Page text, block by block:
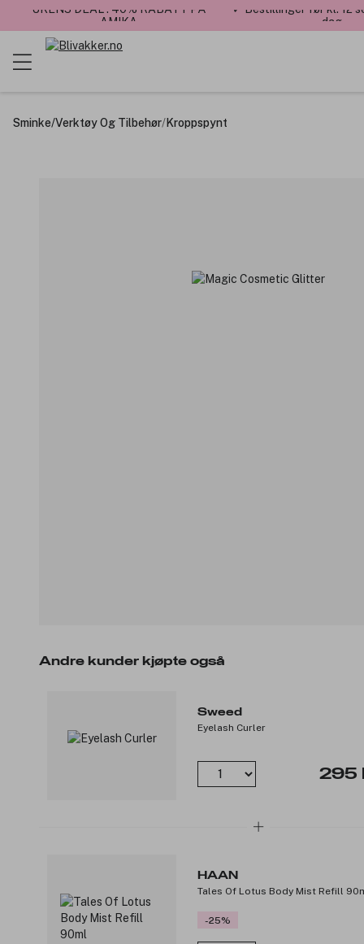
UKENS DEAL : 40% RABATT PÅ
AMIKA
✓ Bestillinger før kl. 12
dag
Sminke/Verktøy Og Tilbehør/Kroppspynt
Andre kunder kjøpte også
Sweed
Eyelash Curler
295
HAAN
Tales Of Lotus Body Mist Refill
-25%